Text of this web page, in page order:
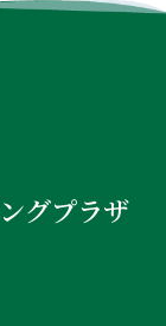
グプラザ